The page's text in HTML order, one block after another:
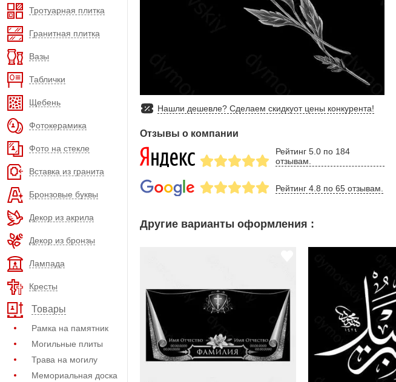
Тротуарная плитка
Гранитная плитка
Вазы
Таблички
Щебень
Фотокерамика
Фото на стекле
Вставка из гранита
Бронзовые буквы
Декор из акрила
Декор из бронзы
Лампада
Кресты
Товары
Рамка на памятник
Могильные плиты
Трава на могилу
Мемориальная доска
Нашли дешевле? Сделаем скидкуот цены конкурента!
Отзывы о компании
Рейтинг 5.0 по 184
отзывам.
Рейтинг 4.8 по 65 отзывам.
Другие варианты оформления :